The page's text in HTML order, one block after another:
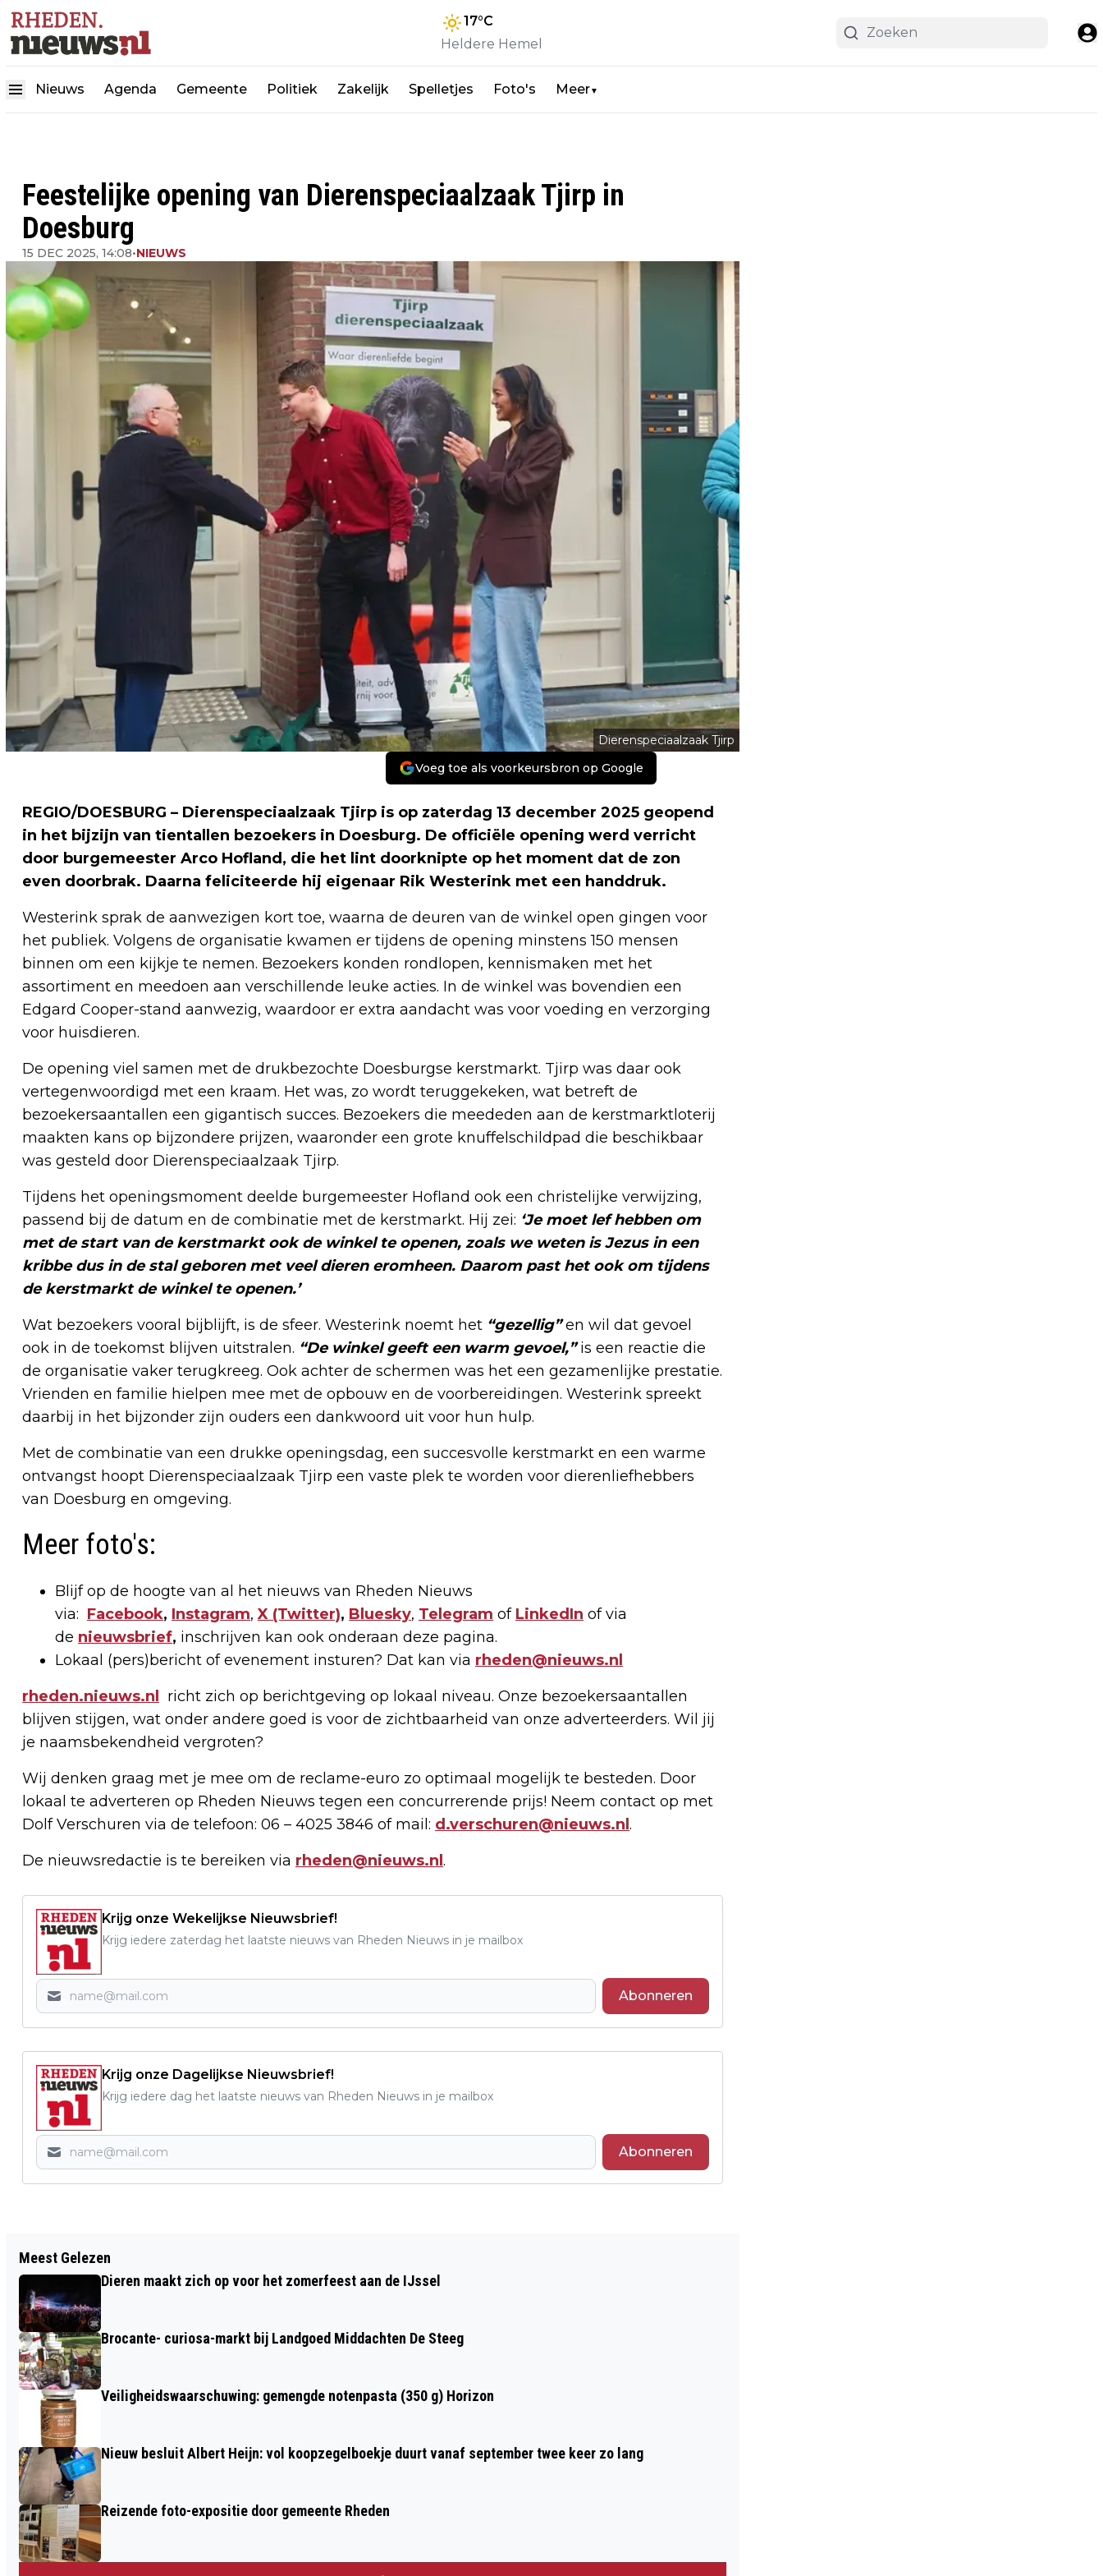
17°C
Heldere Hemel
Nieuws Agenda Gemeente Politiek Zakelijk Spelletjes Foto's Meer▼
Feestelijke opening van Dierenspeciaalzaak Tjirp in
Doesburg
15 DEC 2025, 14:08•NIEUWS
Dierenspeciaalzaak Tjirp
Voeg toe als voorkeursbron op Google
REGIO/DOESBURG – Dierenspeciaalzaak Tjirp is op zaterdag 13 december 2025 geopend
in het bijzijn van tientallen bezoekers in Doesburg. De officiële opening werd verricht
door burgemeester Arco Hofland, die het lint doorknipte op het moment dat de zon
even doorbrak. Daarna feliciteerde hij eigenaar Rik Westerink met een handdruk.
Westerink sprak de aanwezigen kort toe, waarna de deuren van de winkel open gingen voor
het publiek. Volgens de organisatie kwamen er tijdens de opening minstens 150 mensen
binnen om een kijkje te nemen. Bezoekers konden rondlopen, kennismaken met het
assortiment en meedoen aan verschillende leuke acties. In de winkel was bovendien een
Edgard Cooper-stand aanwezig, waardoor er extra aandacht was voor voeding en verzorging
voor huisdieren.
De opening viel samen met de drukbezochte Doesburgse kerstmarkt. Tjirp was daar ook
vertegenwoordigd met een kraam. Het was, zo wordt teruggekeken, wat betreft de
bezoekersaantallen een gigantisch succes. Bezoekers die meededen aan de kerstmarktloterij
maakten kans op bijzondere prijzen, waaronder een grote knuffelschildpad die beschikbaar
was gesteld door Dierenspeciaalzaak Tjirp.
Tijdens het openingsmoment deelde burgemeester Hofland ook een christelijke verwijzing,
passend bij de datum en de combinatie met de kerstmarkt. Hij zei: ‘Je moet lef hebben om
met de start van de kerstmarkt ook de winkel te openen, zoals we weten is Jezus in een
kribbe dus in de stal geboren met veel dieren eromheen. Daarom past het ook om tijdens
de kerstmarkt de winkel te openen.’
Wat bezoekers vooral bijblijft, is de sfeer. Westerink noemt het “gezellig”en wil dat gevoel
ook in de toekomst blijven uitstralen. “De winkel geeft een warm gevoel,”is een reactie die
de organisatie vaker terugkreeg. Ook achter de schermen was het een gezamenlijke prestatie.
Vrienden en familie hielpen mee met de opbouw en de voorbereidingen. Westerink spreekt
daarbij in het bijzonder zijn ouders een dankwoord uit voor hun hulp.
Met de combinatie van een drukke openingsdag, een succesvolle kerstmarkt en een warme
ontvangst hoopt Dierenspeciaalzaak Tjirp een vaste plek te worden voor dierenliefhebbers
van Doesburg en omgeving.
Meer foto's:
Blijf op de hoogte van al het nieuws van Rheden Nieuws
via: Facebook, Instagram,X (Twitter), Bluesky, Telegram of LinkedIn of via
de nieuwsbrief, inschrijven kan ook onderaan deze pagina.
Lokaal (pers)bericht of evenement insturen? Dat kan via rheden@nieuws.nl
rheden.nieuws.nl richt zich op berichtgeving op lokaal niveau. Onze bezoekersaantallen
blijven stijgen, wat onder andere goed is voor de zichtbaarheid van onze adverteerders. Wil jij
je naamsbekendheid vergroten?
Wij denken graag met je mee om de reclame-euro zo optimaal mogelijk te besteden. Door
lokaal te adverteren op Rheden Nieuws tegen een concurrerende prijs! Neem contact op met
Dolf Verschuren via de telefoon: 06 – 4025 3846 of mail: d.verschuren@nieuws.nl.
De nieuwsredactie is te bereiken via rheden@nieuws.nl.
Krijg onze Wekelijkse Nieuwsbrief!
Krijg iedere zaterdag het laatste nieuws van Rheden Nieuws in je mailbox
Abonneren
Krijg onze Dagelijkse Nieuwsbrief!
Krijg iedere dag het laatste nieuws van Rheden Nieuws in je mailbox
Abonneren
KERST OP HET DORPSPLEIN IN RHEDEN
OPNIEUW DRUK BEZOCHT
ROZENDAAL HERDACHT
Meest Gelezen
Dieren maakt zich op voor het zomerfeest aan de IJssel
Brocante- curiosa-markt bij Landgoed Middachten De Steeg
Veiligheidswaarschuwing: gemengde notenpasta (350 g) Horizon
Nieuw besluit Albert Heijn: vol koopzegelboekje duurt vanaf september twee keer zo lang
Reizende foto-expositie door gemeente Rheden